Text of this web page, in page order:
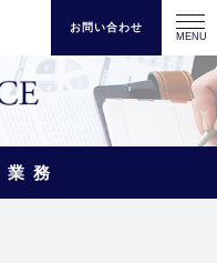
お問い合わせ
務
MENU